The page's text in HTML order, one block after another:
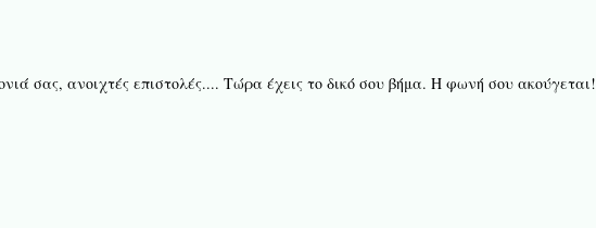
σας, ανοιχτές επιστολές.... Τώρα έχεις το δικό σου βήμα. Η φωνή σου ακούγεται!